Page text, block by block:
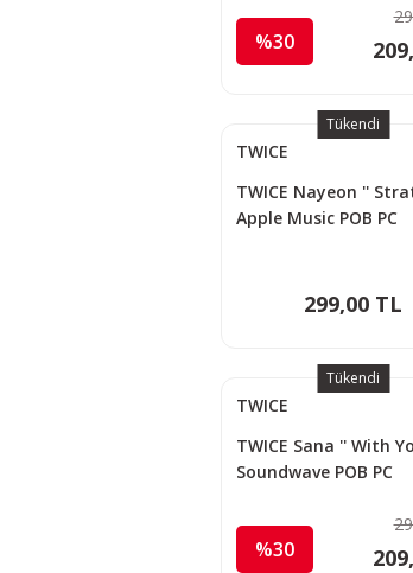
%30
Tükendi
TWICE
TWICE Nayeon ''
Apple Music POB PC
299,00 TL
Tükendi
TWICE
TWICE Sana '' With
Soundwave POB PC
%30